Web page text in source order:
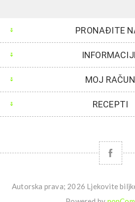
PRONAĐITE
MOJ RAČUN
RECEPTI
Autorska prava; 2026 Ljekovite